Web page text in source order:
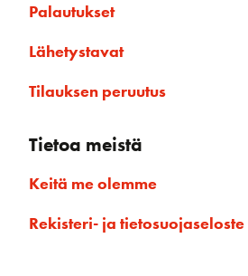
Palautukset
Lähetystavat
Tilauksen peruutus
Tietoa meistä
Keitä me olemme
Rekisteri- ja tietosuojaseloste